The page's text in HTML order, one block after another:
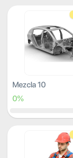
Mezcla 10
0%